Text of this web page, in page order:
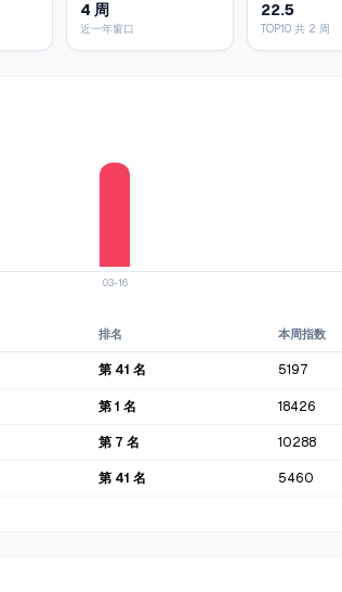
4 周
近一年窗口
22.5
TOP10 共 2 周
03-16
排名 本周指数
第 41 名 5197
第 1 名 18426
第 7 名 10288
第 41 名 5460